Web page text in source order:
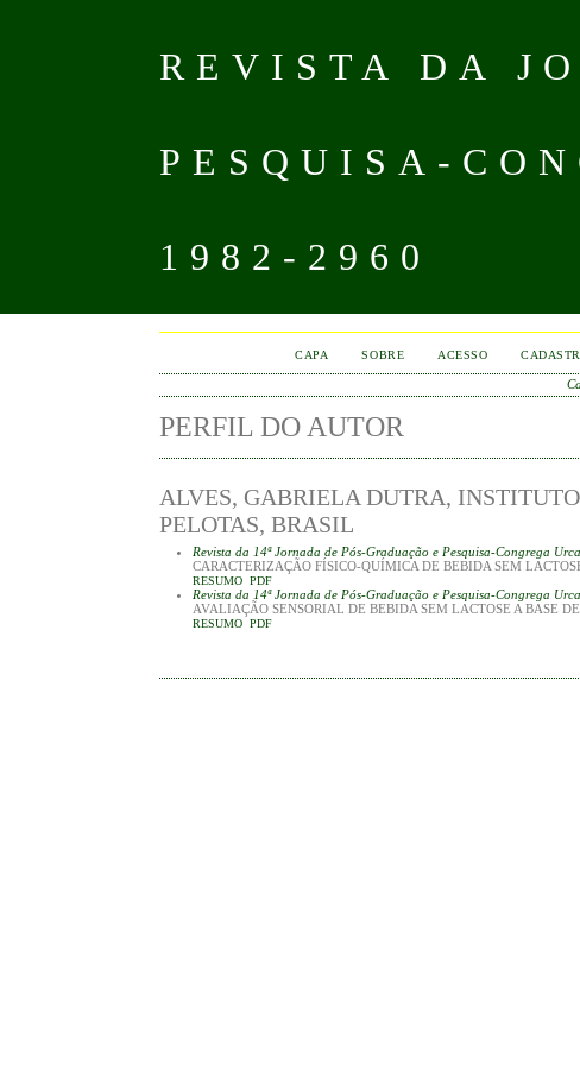
REVISTA DA
PESQUISA-
1982-2960
CAPA SOBRE ACESSO
PERFIL DO AUTOR
ALVES, GABRIELA DUTRA,
PELOTAS, BRASIL
Revista da 14ª Jornada de Pós-Graduação e Pesquisa-Congrega
CARACTERIZAÇÃO FÍSICO-QUÍMICA DE BEBIDA SEM
RESUMO PDF
Revista da 14ª Jornada de Pós-Graduação e Pesquisa-Congrega
AVALIAÇÃO SENSORIAL DE BEBIDA SEM LACTOSE A BASE
RESUMO PDF